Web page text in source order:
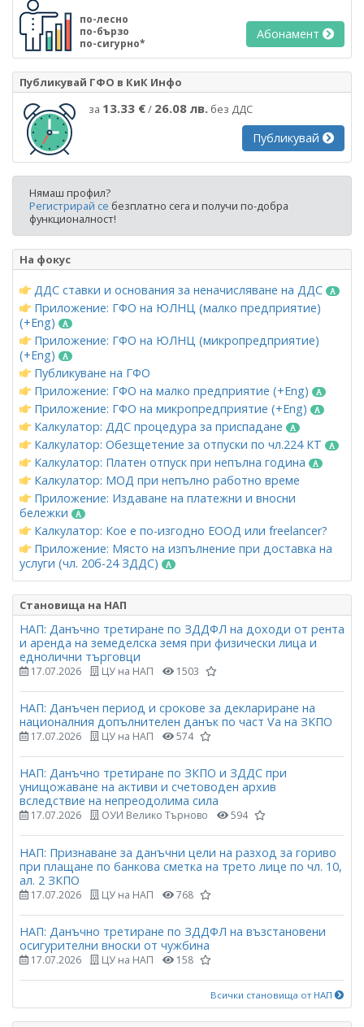
по-лесно
по-бързо
по-сигурно*
Абонамент
Публикувай ГФО в КиК Инфо
за 13.33 €/ 26.08 лв. без ДДС
Публикувай
Нямаш профил?
Регистрирай се безплатно сега и получи по-добра
функционалност!
На фокус
ДДС ставки и основания за неначисляване на ДДС
Приложение: ГФО на ЮЛНЦ (малко предприятие)
(+Eng)
Приложение: ГФО на ЮЛНЦ (микропредприятие)
(+Eng)
Публикуване на ГФО
Приложение: ГФО на малко предприятие (+Eng)
Приложение: ГФО на микропредприятие (+Eng)
Калкулатор: ДДС процедура за приспадане
Калкулатор: Обезщетение за отпуски по чл.224 КТ
Калкулатор: Платен отпуск при непълна година
Калкулатор: МОД при непълно работно време
Приложение: Издаване на платежни и вносни
бележки
Калкулатор: Кое е по-изгодно ЕООД или freelancer?
Приложение: Място на изпълнение при доставка на
услуги (чл. 20б-24 ЗДДС)
Становища на НАП
НАП: Данъчно третиране по ЗДДФЛ на доходи от рента
и аренда на земеделска земя при физически лица и
еднолични търговци
17.07.2026 ЦУ на НАП 1503
НАП: Данъчен период и срокове за деклариране на
националния допълнителен данък по част Vа на ЗКПО
17.07.2026 ЦУ на НАП 574
НАП: Данъчно третиране по ЗКПО и ЗДДС при
унищожаване на активи и счетоводен архив
вследствие на непреодолима сила
17.07.2026 ОУИ Велико Търново 594
НАП: Признаване за данъчни цели на разход за гориво
при плащане по банкова сметка на трето лице по чл. 10,
ал. 2 ЗКПО
17.07.2026 ЦУ на НАП 768
НАП: Данъчно третиране по ЗДДФЛ на възстановени
осигурителни вноски от чужбина
17.07.2026 ЦУ на НАП 158
Всички становища от НАП